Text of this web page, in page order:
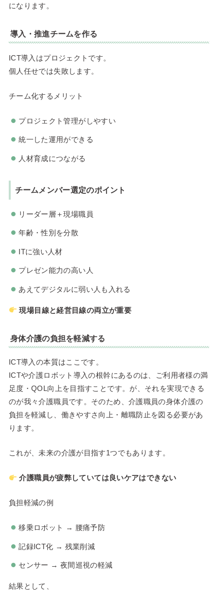
になります。
導入・推進チームを作る
ICT導入はプロジェクトです。
個人任せでは失敗します。
チーム化するメリット
プロジェクト管理がしやすい
統一した運用ができる
人材育成につながる
チームメンバー選定のポイント
リーダー層＋現場職員
年齢・性別を分散
ITに強い人材
プレゼン能力の高い人
あえてデジタルに弱い人も入れる
現場目線と経営目線の両立が重要
身体介護の負担を軽減する
ICT導入の本質はここです。
ICTや介護ロボット導入の根幹にあるのは、ご利用者様の満
足度・QOL向上を目指すことです。が、それを実現できる
のが我々介護職員です。そのため、介護職員の身体介護の
負担を軽減し、働きやすさ向上・離職防止を図る必要があ
ります。
これが、未来の介護が目指す1つでもあります。
介護職員が疲弊していては良いケアはできない
負担軽減の例
移乗ロボット → 腰痛予防
記録ICT化 → 残業削減
センサー → 夜間巡視の軽減
結果として、